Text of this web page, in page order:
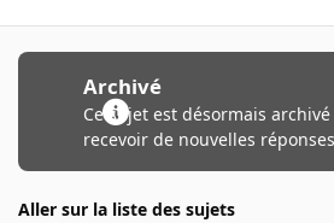
Archivé
Ce sujet est désormais
recevoir de nouvelles
Aller sur la liste des sujets